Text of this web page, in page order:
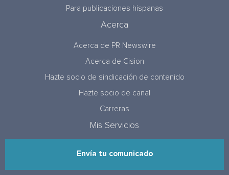
Para publicaciones hispanas
Acerca
Acerca de PR Newswire
Acerca de Cision
Hazte socio de sindicación de contenido
Hazte socio de canal
Carreras
Mis Servicios
Envía tu comunicado